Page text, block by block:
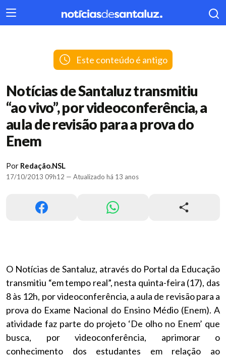
404
Este conteúdo é antigo
Notícias de Santaluz transmitiu
“ao vivo”, por videoconferência, a
aula de revisão para a prova do
Enem
Por Redação.NSL
17/10/2013 09h12 — Atualizado há 13 anos
O Notícias de Santaluz, através do Portal da Educação
transmitiu “em tempo real”, nesta quinta-feira (17), das
8 às 12h, por videoconferência, a aula de revisão para a
prova do Exame Nacional do Ensino Médio (Enem). A
atividade faz parte do projeto ‘De olho no Enem’ que
busca, por videoconferência, aprimorar o
conhecimento dos estudantes em relação ao